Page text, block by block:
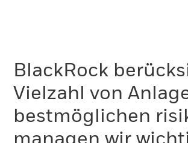
BlackRock
Vielzahl von
bestmöglichen